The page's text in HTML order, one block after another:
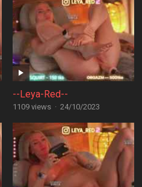
--Leya-Red--
1109 views · 24/10/2023